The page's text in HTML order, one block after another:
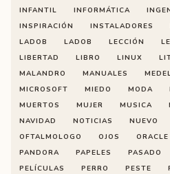
INFANTIL
INFORMÁTICA
INSPIRACIÓN
INSTALADORES
LADOB
LADOB LECCIÓN
LIBERTAD
LIBRO LINUX
MALANDRO
MANUALES
MICROSOFT
MIEDO MODA
MUERTOS
MUJER MUSICA
NAVIDAD
NOTICIAS NUEVO
OFTALMOLOGO
OJOS ORACLE
PANDORA
PAPELES PASADO
PELÍCULAS
PERRO PESTE